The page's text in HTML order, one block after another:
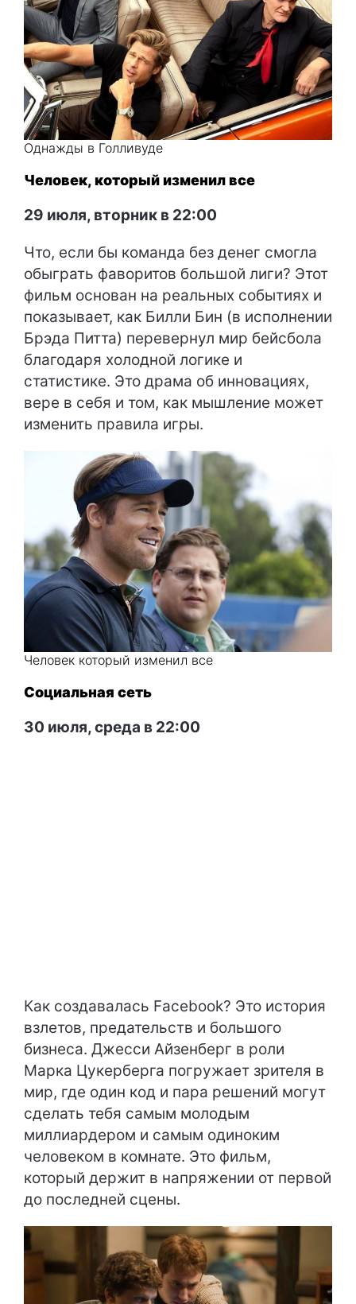
Однажды в Голливуде
Человек, который изменил все
29 июля, вторник в 22:00
Что, если бы команда без денег смогла
обыграть фаворитов большой лиги? Этот
фильм основан на реальных событиях и
показывает, как Билли Бин (в исполнении
Брэда Питта) перевернул мир бейсбола
благодаря холодной логике и
статистике. Это драма об инновациях,
вере в себя и том, как мышление может
изменить правила игры.
Человек который изменил все
Социальная сеть
30 июля, среда в 22:00
Как создавалась Facebook? Это история
взлетов, предательств и большого
бизнеса. Джесси Айзенберг в роли
Марка Цукерберга погружает зрителя в
мир, где один код и пара решений могут
сделать тебя самым молодым
миллиардером и самым одиноким
человеком в комнате. Это фильм,
который держит в напряжении от первой
до последней сцены.